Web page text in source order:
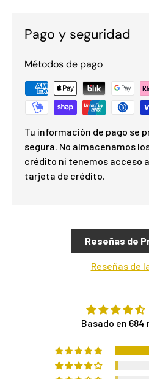
Pago y seguridad
Métodos de pago
Tu información de pago se
segura. No almacenamos
crédito ni tenemos acceso
tarjeta de crédito.
Reseñas de
Reseñas de
Basado en 684